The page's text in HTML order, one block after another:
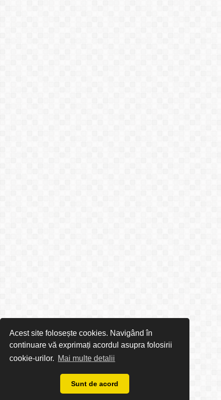
Acest site folosește cookies. Navigând în
continuare vă exprimați acordul asupra folosirii
cookie-urilor. Mai multe detalii
Sunt de acord